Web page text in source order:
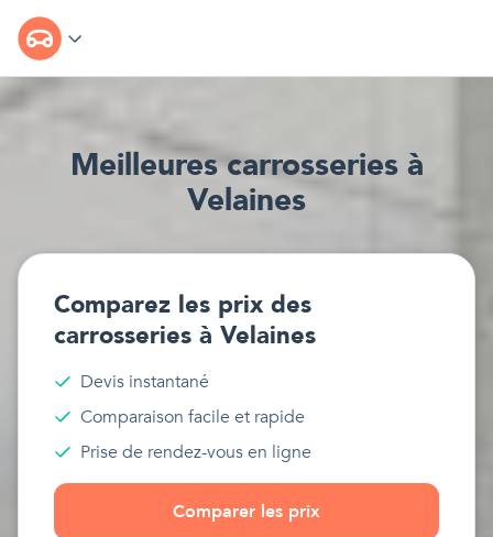
Meilleurescarrosseriesà
Velaines
Comparez les prix des
carrosseries à Velaines
Devis instantané
Comparaison facile et rapide
Prise de rendez-vous en ligne
Comparer les prix